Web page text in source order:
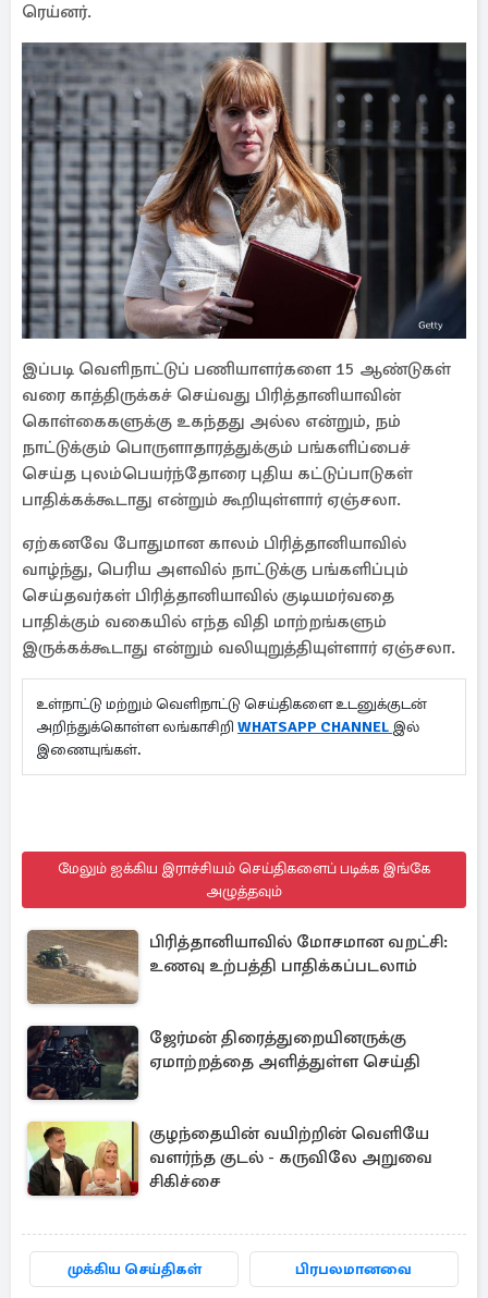
ரெய்னர்.
இப்படி வெளிநாட்டுப் பணியாளர்களை 15 ஆண்டுகள்
வரை காத்திருக்கச் செய்வது பிரித்தானியாவின்
கொள்கைகளுக்கு உகந்தது அல்ல என்றும், நம்
நாட்டுக்கும் பொருளாதாரத்துக்கும் பங்களிப்பைச்
செய்த புலம்பெயர்ந்தோரை புதிய கட்டுப்பாடுகள்
பாதிக்கக்கூடாது என்றும் கூறியுள்ளார் ஏஞ்சலா.
ஏற்கனவே போதுமான காலம் பிரித்தானியாவில்
வாழ்ந்து, பெரிய அளவில் நாட்டுக்கு பங்களிப்பும்
செய்தவர்கள் பிரித்தானியாவில் குடியமர்வதை
பாதிக்கும் வகையில் எந்த விதி மாற்றங்களும்
இருக்கக்கூடாது என்றும் வலியுறுத்தியுள்ளார் ஏஞ்சலா.
உள்நாட்டு மற்றும் வெளிநாட்டு செய்திகளை உடனுக்குடன்
அறிந்துக்கொள்ள லங்காசிறி WHATSAPP CHANNEL இல்
இணையுங்கள்.
மேலும் ஐக்கிய இராச்சியம் செய்திகளைப் படிக்க இங்கே
அழுத்தவும்
பிரித்தானியாவில் மோசமான வறட்சி:
உணவு உற்பத்தி பாதிக்கப்படலாம்
ஜேர்மன் திரைத்துறையினருக்கு
ஏமாற்றத்தை அளித்துள்ள செய்தி
குழந்தையின் வயிற்றின் வெளியே
வளர்ந்த குடல் - கருவிலே அறுவை
சிகிச்சை
முக்கிய செய்திகள் பிரபலமானவை